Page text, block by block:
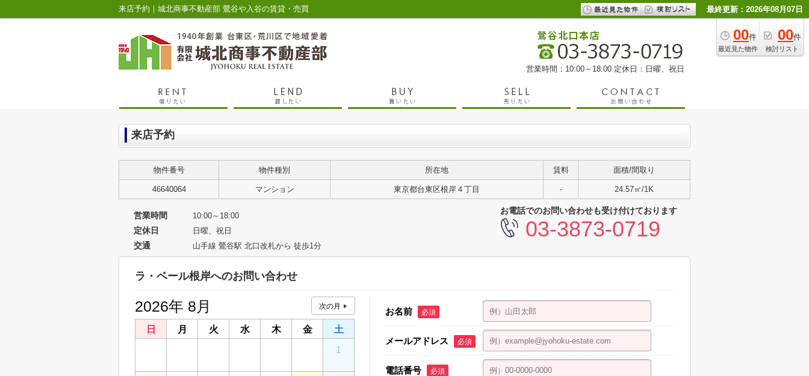
来店予約｜城北商事不動産部 鶯谷や入谷の賃貸・売買 最終更新：2026年08月07日
00件
最近見た物件
00件
検討リスト
営業時間：10:00～18:00 定休日：日曜、祝日
来店予約
物件番号 物件種別 所在地 賃料 面積/間取り
46640064 マンション 東京都台東区根岸４丁目 - 24.57㎡/1K
営業時間 10:00～18:00
定休日 日曜、祝日
交通 山手線 鶯谷駅 北口改札から 徒歩1分
お電話でのお問い合わせも受け付けております
03-3873-0719
ラ・ベール根岸へのお問い合わせ
2026年 8月
日 月 火 水 木 金
土
1
お名前 必須
メールアドレス 必須
電話番号 必須